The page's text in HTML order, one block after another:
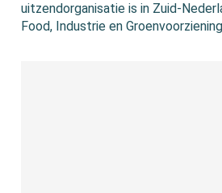
uitzendorganisatie is in Zuid-
Food, Industrie en